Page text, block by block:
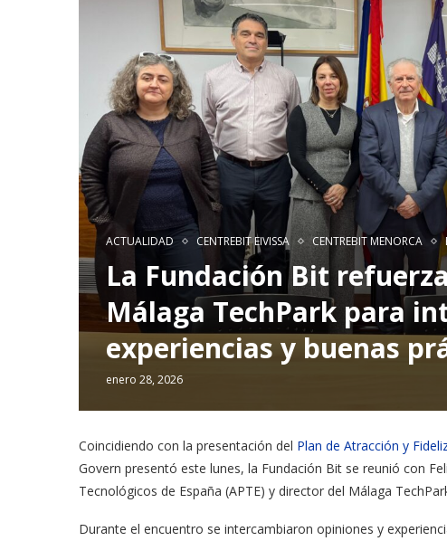
ACTUALIDAD CENTREBIT EIVISSA CENTREBIT MENORCA
La Fundación Bit
Málaga TechPark para
experiencias y buenas
enero 28, 2026
Coincidiendo con la presentación del Plan de Atracción y
Govern presentó este lunes, la Fundación Bit se reunió con
Tecnológicos de España (APTE) y director del Málaga
Durante el encuentro se intercambiaron opiniones y